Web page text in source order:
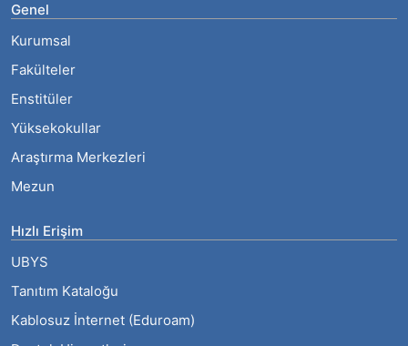
Genel
Kurumsal
Fakülteler
Enstitüler
Yüksekokullar
Araştırma Merkezleri
Mezun
Hızlı Erişim
UBYS
Tanıtım Kataloğu
Kablosuz İnternet (Eduroam)